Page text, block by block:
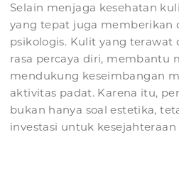
Selain menjaga kesehatan
yang tepat juga memberikan
psikologis. Kulit yang
rasa percaya diri, membantu
mendukung keseimbangan
aktivitas padat. Karena itu,
bukan hanya soal estetika,
investasi untuk